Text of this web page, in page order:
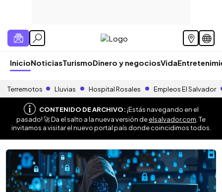
InicioNoticiasTurismoDinero y negociosVida
Terremotos Lluvias Hospital Rosales Empleos El Salvador
CONTENIDO DE ARCHIVO:¡Estás navegando en el
pasado! 🚀 Da el salto a la nueva versión deelsalvador.com . Te
invitamos a visitar el nuevo portal país donde coincidimos todos.